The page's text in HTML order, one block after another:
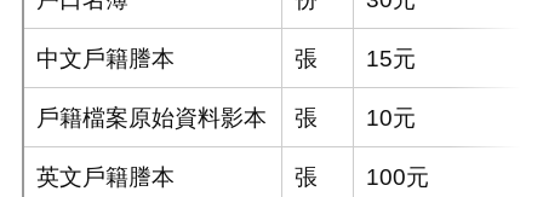
中文戶籍謄本 張 15元
戶籍檔案原始資料影本 張 10元
英文戶籍謄本 張 100元